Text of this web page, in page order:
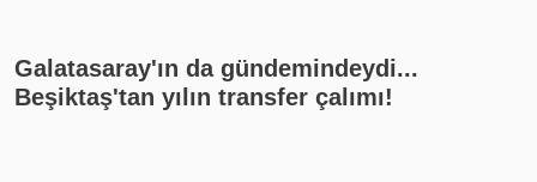
Galatasaray'ın da gündemindeydi...
Beşiktaş'tan yılın transfer çalımı!